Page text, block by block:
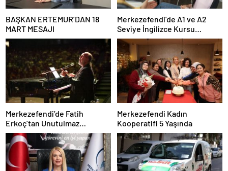
BAŞKAN ERTEMUR’DAN 18
MART MESAJI
Merkezefendi’de A1 ve A2
Seviye İngilizce Kursu
Başvuruları Başladı
Merkezefendi’de Fatih
Erkoç’tan Unutulmaz
Ramazan Konseri
Merkezefendi Kadın
Kooperatifi 5 Yaşında